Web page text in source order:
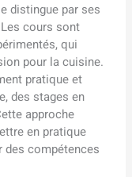
distingue par ses
cours sont
qui
pour la cuisine.
pratique et
des stages en
approche
en pratique
des compétences